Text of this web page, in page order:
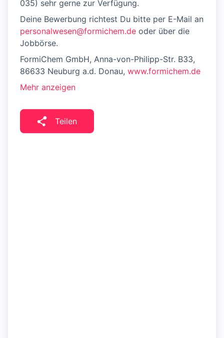
035) sehr gerne zur Verfügung.
Deine Bewerbung richtest Du bitte per E-Mail an
personalwesen@formichem.de oder über die
Jobbörse.
FormiChem GmbH, Anna-von-Philipp-Str. B33,
86633 Neuburg a.d. Donau, www.formichem.de
Mehr anzeigen
Teilen